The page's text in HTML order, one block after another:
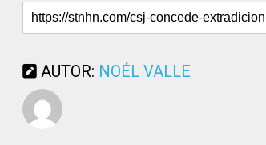
AUTOR: NOÉL VALLE